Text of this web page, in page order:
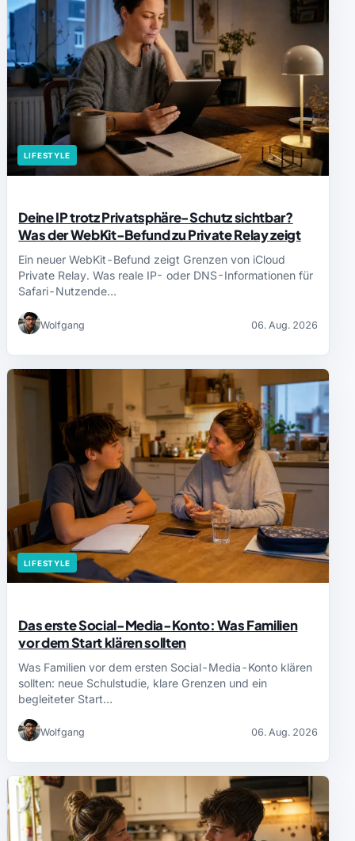
LIFESTYLE
Deine IP trotz Privatsphäre-Schutz sichtbar?
Was der WebKit-Befund zu Private Relay zeigt
Ein neuer WebKit-Befund zeigt Grenzen von iCloud
Private Relay. Was reale IP- oder DNS-Informationen für
Safari-Nutzende…
Wolfgang 06. Aug. 2026
LIFESTYLE
Das erste Social-Media-Konto: Was Familien
vor dem Start klären sollten
Was Familien vor dem ersten Social-Media-Konto klären
sollten: neue Schulstudie, klare Grenzen und ein
begleiteter Start…
Wolfgang 06. Aug. 2026